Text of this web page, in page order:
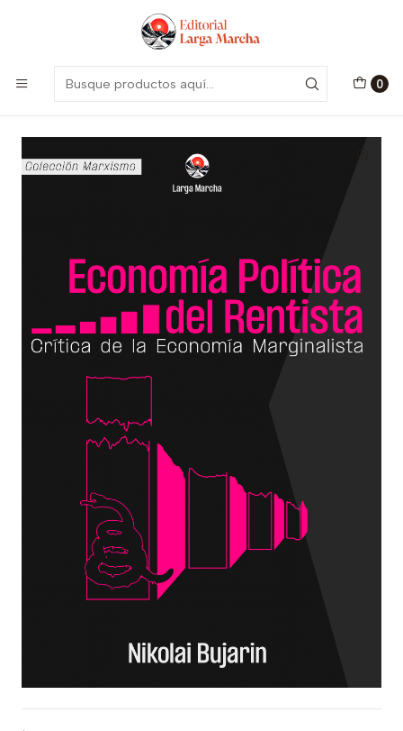
0
Encuentra nuestro catálogo aquí
Economía Política del Rentista. Crítica de la Economía
Marginalista